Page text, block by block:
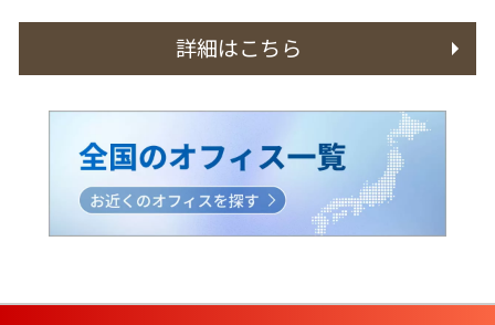
詳細はこちら